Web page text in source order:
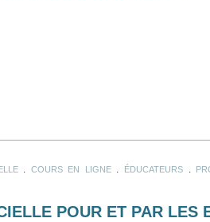
. COURS EN LIGNE. ÉDUCATEURS
POUR ET PAR